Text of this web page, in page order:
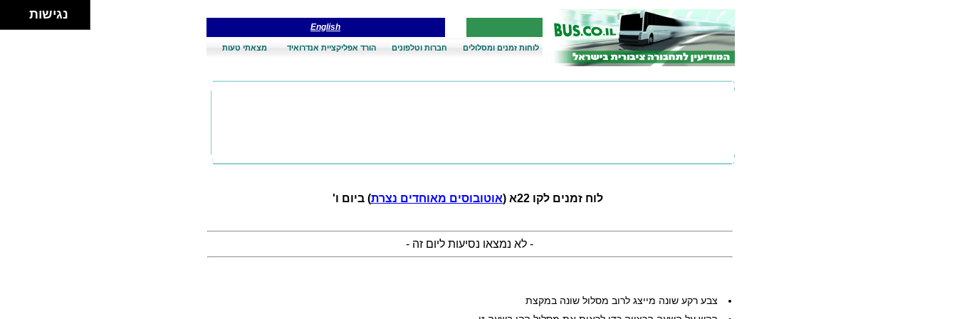
English
לוחות זמנים ומסלולים חברות וטלפונים הורד אפליקציית אנדרואיד מצאתי טעות
לוח זמנים לקו 22א ( אוטובוסים מאוחדים נצרת) ביום ו'
- לא נמצאו נסיעות ליום זה -
צבע רקע שונה מייצג לרוב מסלול שונה במקצת
נגישות